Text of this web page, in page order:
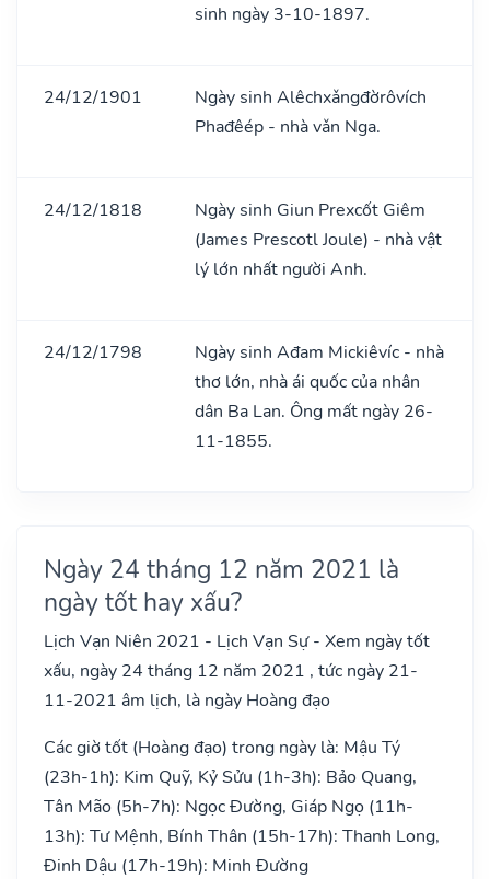
sinh ngày 3-10-1897.
24/12/1901
Ngày sinh Alêchxǎngđờrôvích
Phađêép - nhà vǎn Nga.
24/12/1818
Ngày sinh Giun Prexcốt Giêm
(James Prescotl Joule) - nhà vật
lý lớn nhất người Anh.
24/12/1798
Ngày sinh Ađam Mickiêvíc - nhà
thơ lớn, nhà ái quốc của nhân
dân Ba Lan. Ông mất ngày 26-
11-1855.
Ngày 24 tháng 12 năm 2021 là
ngày tốt hay xấu?
Lịch Vạn Niên 2021 - Lịch Vạn Sự - Xem ngày tốt
xấu, ngày 24 tháng 12 năm 2021 , tức ngày 21-
11-2021 âm lịch, là ngày Hoàng đạo
Các giờ tốt (Hoàng đạo) trong ngày là: Mậu Tý
(23h-1h): Kim Quỹ, Kỷ Sửu (1h-3h): Bảo Quang,
Tân Mão (5h-7h): Ngọc Đường, Giáp Ngọ (11h-
13h): Tư Mệnh, Bính Thân (15h-17h): Thanh Long,
Đinh Dậu (17h-19h): Minh Đường